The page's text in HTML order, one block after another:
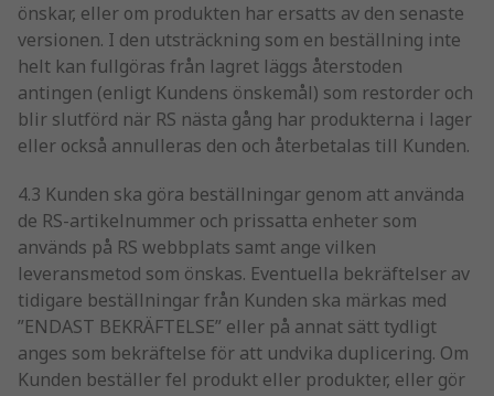
önskar, eller om produkten har ersatts av den senaste
versionen. I den utsträckning som en beställning inte
helt kan fullgöras från lagret läggs återstoden
antingen (enligt Kundens önskemål) som restorder och
blir slutförd när RS nästa gång har produkterna i lager
eller också annulleras den och återbetalas till Kunden.
4.3 Kunden ska göra beställningar genom att använda
de RS-artikelnummer och prissatta enheter som
används på RS webbplats samt ange vilken
leveransmetod som önskas. Eventuella bekräftelser av
tidigare beställningar från Kunden ska märkas med
”ENDAST BEKRÄFTELSE” eller på annat sätt tydligt
anges som bekräftelse för att undvika duplicering. Om
Kunden beställer fel produkt eller produkter, eller gör